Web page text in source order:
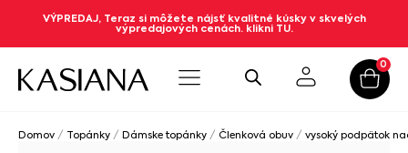
VÝPREDAJ, Teraz si môžete nájsť kvalitné kúsky v skvelých
výpredajových cenách. klikni TU.
0
Domov / Topánky / Dámske topánky / Členková obuv / vysoký podpätok